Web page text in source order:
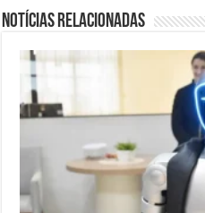
Notícias relacionadas